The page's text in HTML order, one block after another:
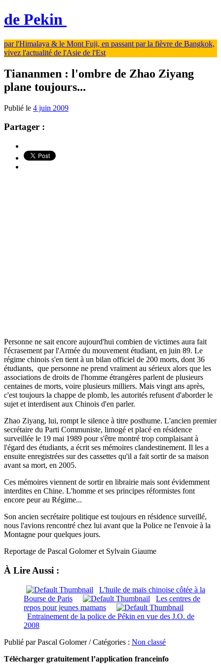
de Pekin
par l'Himalaya & le Mont Fuji, en passant par la fièvre de Bangkok,
vivez l'actualité de l'Asie de l'Est
Tiananmen : l'ombre de Zhao Ziyang
plane toujours...
Publié le 4 juin 2009
Partager :
Personne ne sait encore aujourd'hui combien de victimes aura fait
l'écrasement par l'Armée du mouvement étudiant, en juin 89. Le
régime chinois s'en tient à un bilan officiel de 200 morts, dont 36
étudiants, que personne ne prend vraiment au sérieux alors que les
associations de droits de l'homme étrangères parlent de plusieurs
centaines de morts, voire plusieurs milliers. Mais vingt ans après,
c'est toujours la chappe de plomb, les autorités refusent d'aborder le
sujet et interdisent aux Chinois d'en parler.
Zhao Ziyang, lui, rompt le silence à titre posthume. L'ancien premier
secrétaire du Parti Communiste, limogé et placé en résidence
surveillée le 19 mai 1989 pour s'être montré trop complaisant à
l'égard des étudiants, a écrit ses mémoires clandestinement. Il les a
ensuite enregistrées sur des cassettes qu'il a fait sortir de sa maison
avant sa mort, en 2005.
Ces mémoires viennent de sortir en librairie mais sont évidemment
interdites en Chine. L'homme et ses principes réformistes font
encore peur au Régime...
Son ancien secrétaire politique est toujours en résidence surveillé,
nous l'avions rencontré chez lui avant que la Police ne l'envoie à la
Montagne pour quelques jours.
Reportage de Pascal Golomer et Sylvain Giaume
À Lire Aussi :
L'huile de maïs chinoise côtée à la
Bourse de Paris
Les centres de
repos pour jeunes mamans
Entrainement de la police de Pékin en vue des J.O. de
2008
Publié par Pascal Golomer / Catégories : Non classé
Télécharger gratuitement l’application franceinfo